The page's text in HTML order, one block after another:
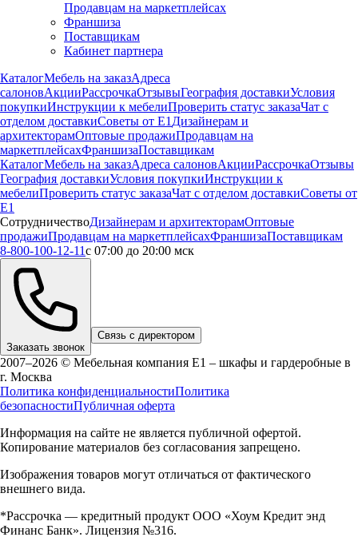
Продавцам на маркетплейсах
Франшиза
Поставщикам
Кабинет партнера
КаталогМебель на заказАдреса
салоновАкцииРассрочкаОтзывыГеография доставкиУсловия
покупкиИнструкции к мебелиПроверить статус заказаЧат с
отделом доставкиСоветы от Е1 Дизайнерам и
архитекторамОптовые продажиПродавцам на
маркетплейсахФраншизаПоставщикам
КаталогМебель на заказАдреса салоновАкцииРассрочкаОтзывы
География доставкиУсловия покупкиИнструкции к
мебелиПроверить статус заказаЧат с отделом доставкиСоветы от
Е1
СотрудничествоДизайнерам и архитекторамОптовые
продажиПродавцам на маркетплейсахФраншизаПоставщикам
8-800-100-12-11с 07:00 до 20:00 мск
Заказать звонок
Связь с директором
2007–2026 © Мебельная компания Е1 – шкафы и гардеробные в
г. Москва
Политика конфиденциальностиПолитика
безопасностиПубличная оферта
Информация на сайте не является публичной офертой.
Копирование материалов без согласования запрещено.
Изображения товаров могут отличаться от фактического
внешнего вида.
*Рассрочка — кредитный продукт ООО «Хоум Кредит энд
Финанс Банк». Лицензия №316.